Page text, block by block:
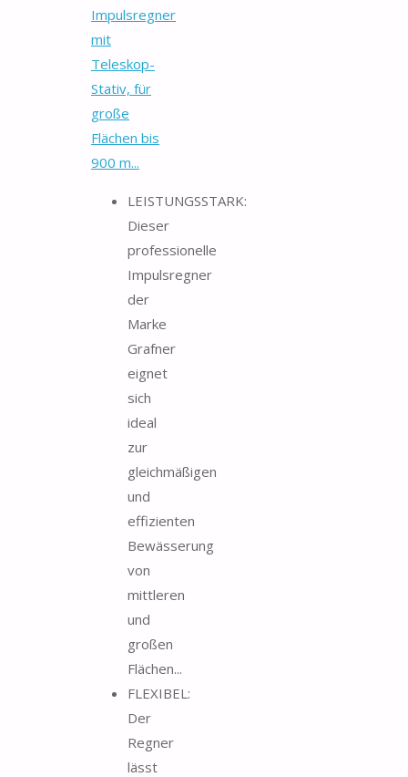
Impulsregner
mit
Teleskop-
Stativ, für
große
Flächen bis
900 m...
LEISTUNGSSTARK:
Dieser
professionelle
Impulsregner
der
Marke
Grafner
eignet
sich
ideal
zur
gleichmäßigen
und
effizienten
Bewässerung
von
mittleren
und
großen
Flächen...
FLEXIBEL:
Der
Regner
lässt